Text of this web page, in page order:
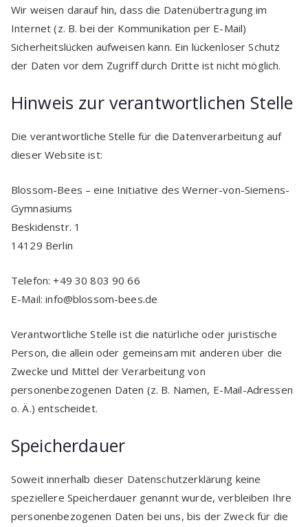
Wir weisen darauf hin, dass die Datenübertragung im
Internet (z. B. bei der Kommunikation per E-Mail)
Sicherheitslücken aufweisen kann. Ein lückenloser Schutz
der Daten vor dem Zugriff durch Dritte ist nicht möglich.
Hinweis zur verantwortlichen Stelle
Die verantwortliche Stelle für die Datenverarbeitung auf
dieser Website ist:
Blossom-Bees – eine Initiative des Werner-von-Siemens-
Gymnasiums
Beskidenstr. 1
14129 Berlin
Telefon: +49 30 803 90 66
E-Mail: info@blossom-bees.de
Verantwortliche Stelle ist die natürliche oder juristische
Person, die allein oder gemeinsam mit anderen über die
Zwecke und Mittel der Verarbeitung von
personenbezogenen Daten (z. B. Namen, E-Mail-Adressen
o. Ä.) entscheidet.
Speicherdauer
Soweit innerhalb dieser Datenschutzerklärung keine
speziellere Speicherdauer genannt wurde, verbleiben Ihre
personenbezogenen Daten bei uns, bis der Zweck für die